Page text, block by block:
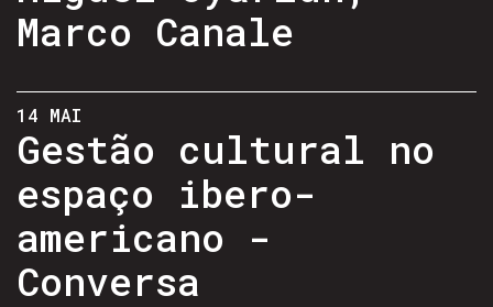
Marco Canale
14 MAI
Gestão cultural no
espaço ibero-
americano -
Conversa